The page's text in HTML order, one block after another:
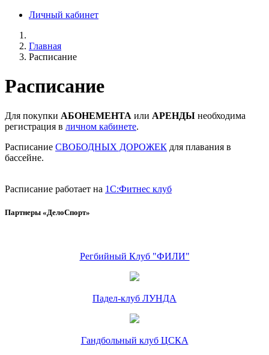
Личный кабинет
Главная
Расписание
Расписание
Для покупки АБОНЕМЕНТА или АРЕНДЫ необходима
регистрация в личном кабинете.
Расписание СВОБОДНЫХ ДОРОЖЕК для плавания в
бассейне.
Расписание работает на 1С:Фитнес клуб
Партнеры «ДелоСпорт»
Регбийный Клуб "ФИЛИ"
Падел-клуб ЛУНДА
Гандбольный клуб ЦСКА